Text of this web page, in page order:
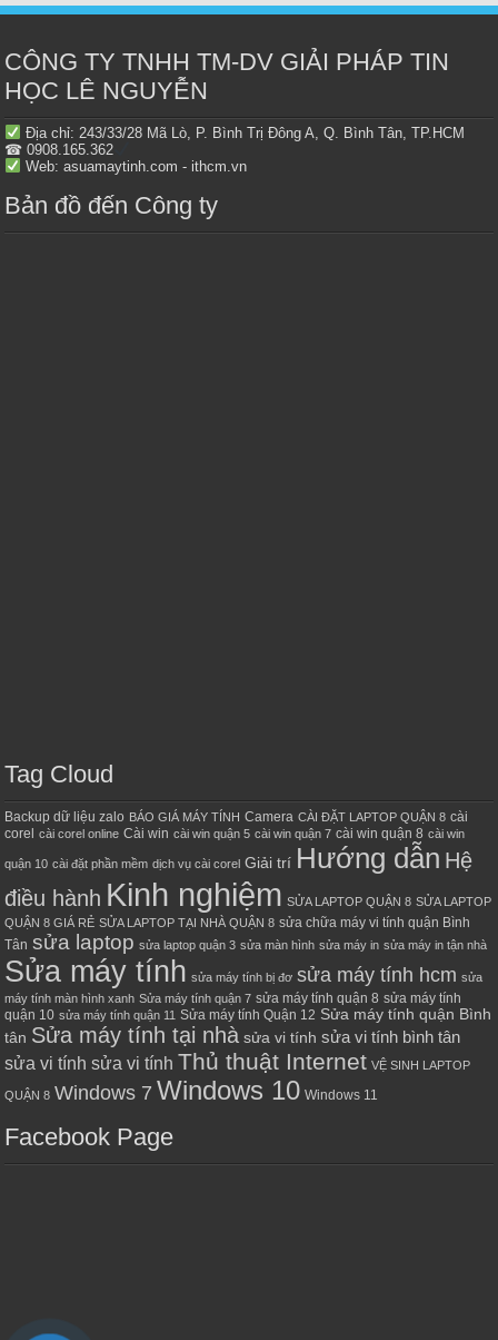
CÔNG TY TNHH TM-DV GIẢI PHÁP TIN
HỌC LÊ NGUYỄN
Địa chỉ: 243/33/28 Mã Lò, P. Bình Trị Đông A, Q. Bình Tân, TP.HCM
☎ 0908.165.362
Web: asuamaytinh.com - ithcm.vn
Bản đồ đến Công ty
Tag Cloud
Backup dữ liệu zalo BÁO GIÁ MÁY TÍNH Camera CÀI ĐẶT LAPTOP QUẬN 8 cài
corel
cài corel online Cài win cài win quận 5 cài win quận 7 cài win quận 8 cài win
quận 10 cài đặt phần mềm dịch vụ cài corel Giải trí Hướng dẫn Hệ
điều hành Kinh nghiệm SỬA LAPTOP QUẬN 8 SỬA LAPTOP
QUẬN 8 GIÁ RẺ SỬA LAPTOP TẠI NHÀ QUẬN 8 sửa chữa máy vi tính quận Bình
Tân sửa laptop sửa laptop quận 3 sửa màn hình sửa máy in sửa máy in tận nhà
Sửa máy tính sửa máy tính bị đơ sửa máy tính hcm sửa
máy tính màn hình xanh Sửa máy tính quận 7 sửa máy tính quận 8 sửa máy tính
quận 10 sửa máy tính quận 11 Sửa máy tính Quận 12 Sửa máy tính quận Bình
tân Sửa máy tính tại nhà sửa vi tính sửa vi tính bình tân
sửa vi tính sửa vi tính Thủ thuật Internet VỆ SINH LAPTOP
QUẬN 8 Windows 7 Windows 10 Windows 11
Facebook Page